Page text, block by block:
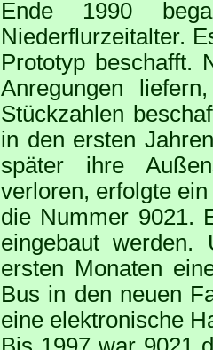
Ende 1990
Niederflurzeitalter.
Prototyp beschafft.
Anregungen
Stückzahlen
in den ersten
später ihre
verloren, erfolgte
die Nummer 9021.
eingebaut werden.
ersten Monaten
Bus in den neuen
eine elektronische